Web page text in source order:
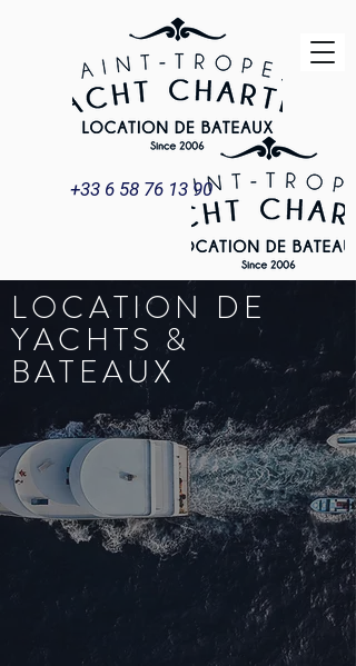
+33 6 58 76 13 90
LOCATION DE
YACHTS &
BATEAUX